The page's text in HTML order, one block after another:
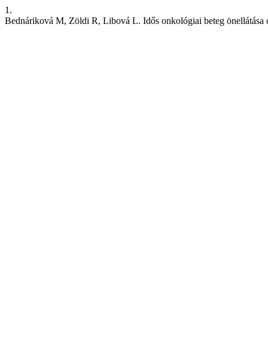
1.
Bednáriková M, Zöldi R, Libová L. Idős onkológiai beteg önellátása